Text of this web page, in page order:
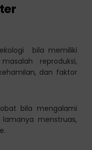
bila memiliki
reproduksi,
dan faktor
bila mengalami
menstruas,